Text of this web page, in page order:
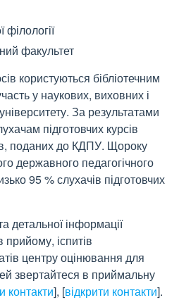
філології
факультет
користуються бібліотечним
у наукових, виховних і
За результатами
підготовчих курсів
поданих до КДПУ. Щороку
державного педагогічного
95 % слухачів підготовчих
детальної інформації
прийому, іспитів
центру оцінювання для
звертайтеся в приймальну
контакти], [відкрити контакти].